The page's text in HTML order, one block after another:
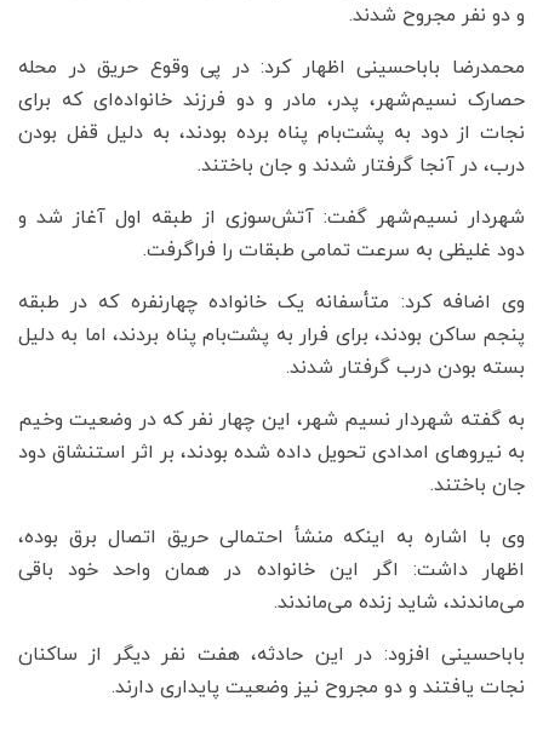
و دو نفر مجروح شدند.
محمدرضا باباحسینی اظهار کرد: در پی وقوع حریق در محله
حصارک نسیم‌شهر، پدر، مادر و دو فرزند خانواده‌ای که برای
نجات از دود به پشت‌بام پناه برده بودند، به دلیل قفل بودن
درب، در آنجا گرفتار شدند و جان باختند.
شهردار نسیم‌شهر گفت: آتش‌سوزی از طبقه اول آغاز شد و
دود غلیظی به سرعت تمامی طبقات را فراگرفت.
وی اضافه کرد: متأسفانه یک خانواده چهارنفره که در طبقه
پنجم ساکن بودند، برای فرار به پشت‌بام پناه بردند، اما به دلیل
بسته بودن درب گرفتار شدند.
به گفته شهردار نسیم شهر، این چهار نفر که در وضعیت وخیم
به نیروهای امدادی تحویل داده شده بودند، بر اثر استنشاق دود
جان باختند.
وی با اشاره به اینکه منشأ احتمالی حریق اتصال برق بوده،
اظهار داشت: اگر این خانواده در همان واحد خود باقی
می‌ماندند، شاید زنده می‌ماندند.
باباحسینی افزود: در این حادثه، هفت نفر دیگر از ساکنان
نجات یافتند و دو مجروح نیز وضعیت پایداری دارند.